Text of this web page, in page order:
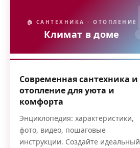
🏠 САНТЕХНИКА · ОТОПЛЕНИЕ
Климат в доме
Современная сантехника и
отопление для уюта и
комфорта
Энциклопедия: характеристики,
фото, видео, пошаговые
инструкции. Создайте идеальный